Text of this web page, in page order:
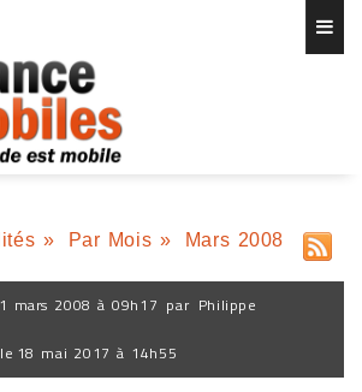
» Par Mois » Mars 2008
mars 2008 à 09h17 par Philippe
18 mai 2017 à 14h55